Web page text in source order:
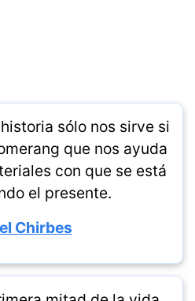
sólo nos sirve si
que nos ayuda
con que se está
el presente.
Chirbes